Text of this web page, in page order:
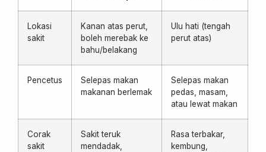
Lokasi
sakit
Kanan atas perut,
boleh merebak ke
bahu/belakang
Ulu hati (tengah
perut atas)
Pencetus
Selepas makan
makanan berlemak
Selepas makan
pedas, masam,
atau lewat makan
Corak
sakit
Sakit teruk
mendadak,
Rasa terbakar,
kembung,